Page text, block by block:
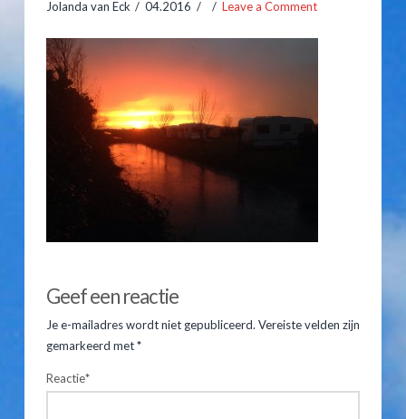
Inventaris
Prijslijst
Kampeerplaatsen
Arrangementen
Gastenboek
Route & Contact
Jolanda van Eck 04.2016 Leave a Comment
Eckimg_5177.jpg
Geef een reactie
Je e-mailadres wordt niet gepubliceerd. Vereiste velden zijn
gemarkeerd met*
Reactie*